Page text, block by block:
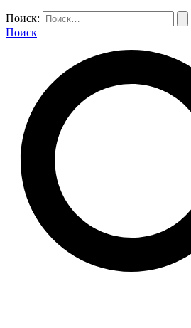
Поиск:
Поиск